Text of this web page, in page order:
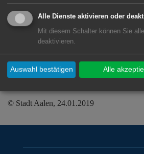
Rentschler sowie dem
„Wir freuen uns auch
Wissen in den politischen
sagte der OB.
© Stadt Aalen, 24.01.2019
Alle Dienste aktivieren oder
Mit diesem Schalter können Sie
deaktivieren.
Auswahl bestätigen Alle